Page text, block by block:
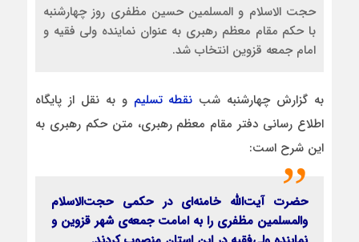
حجت الاسلام و المسلمین حسین مظفری روز چهارشنبه
با حکم مقام معظم رهبری به عنوان نماینده ولی فقیه و
امام جمعه قزوین انتخاب شد.
به گزارش چهارشنبه شب نقطه تسلیم و به نقل از پايگاه
اطلاع‌ رسانی دفتر مقام معظم رهبری، متن حکم رهبری به
این شرح است:
حضرت آیت‌الله خامنه‌ای در حکمی حجت‌الاسلام
والمسلمین مظفری را به امامت جمعه‌ی شهر قزوین و